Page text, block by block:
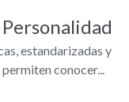
estandarizadas y
conocer...